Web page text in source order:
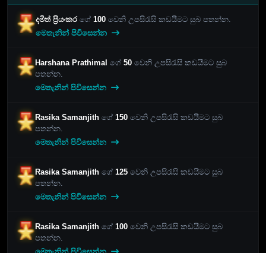
දමිත් ප්‍රියංකර ගේ 100 වෙනි උපසිරැසි කඩයීමට සුබ පතන්න.
මෙතැනින් පිවිසෙන්න
Harshana Prathimal ගේ 50වෙනි උපසිරැසි කඩයීමට සුබ
පතන්න.
මෙතැනින් පිවිසෙන්න
Rasika Samanjithගේ150 වෙනි උපසිරැසි කඩයීමට සුබ
පතන්න.
මෙතැනින් පිවිසෙන්න
Rasika Samanjithගේ125 වෙනි උපසිරැසි කඩයීමට සුබ
පතන්න.
මෙතැනින් පිවිසෙන්න
Rasika Samanjithගේ100 වෙනි උපසිරැසි කඩයීමට සුබ
පතන්න.